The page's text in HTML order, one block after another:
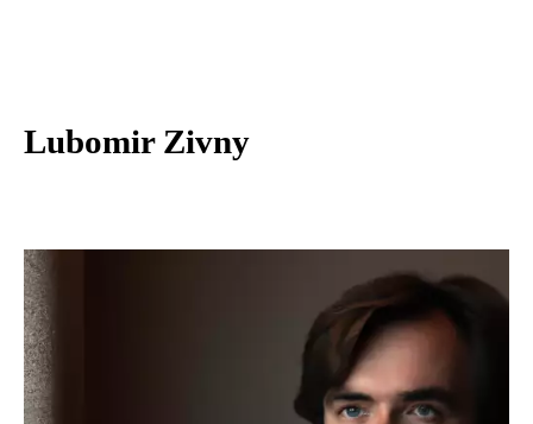
Lubomir Zivny